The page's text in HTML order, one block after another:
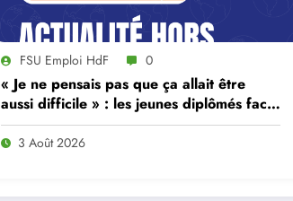
FSU Emploi HdF 0
« Je ne pensais pas que ça allait être
aussi difficile » : les jeunes diplômés face
au ralentissement du marché du travail
3 Août 2026